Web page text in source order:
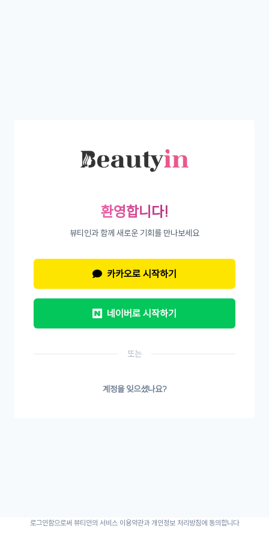
환영합니다!
뷰티인과 함께 새로운 기회를 만나보세요
카카오로 시작하기
네이버로 시작하기
또는
계정을 잊으셨나요?
로그인함으로써 뷰티인의 서비스 이용약관과 개인정보 처리방침에 동의합니다